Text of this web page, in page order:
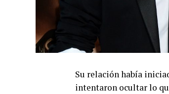
Su relación había
intentaron ocultar lo